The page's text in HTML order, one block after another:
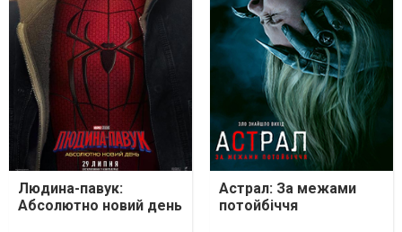
Людина-павук:
Абсолютно новий день
Астрал: За межами
потойбіччя